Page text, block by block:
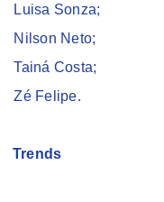
Luisa Sonza;
Nilson Neto;
Tainá Costa;
Zé Felipe.
Trends